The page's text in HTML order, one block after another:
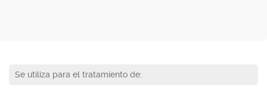
Se utiliza para el tratamiento de: